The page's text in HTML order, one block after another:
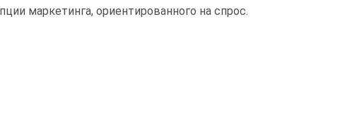
маркетинга, ориентированного на спрос.